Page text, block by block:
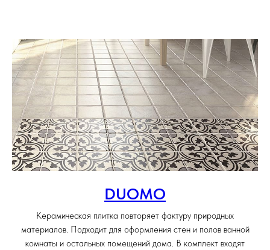
DUOMO
Керамическая плитка повторяет фактуру природных
материалов. Подходит для оформления стен и полов ванной
комнаты и остальных помещений дома. В комплект входят